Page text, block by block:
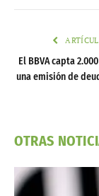
El BBVA capta
una emisión de
OTRAS